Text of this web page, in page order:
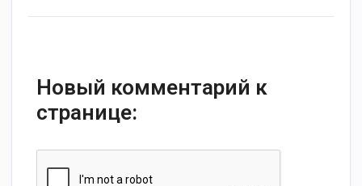
Новый комментарий к
странице: